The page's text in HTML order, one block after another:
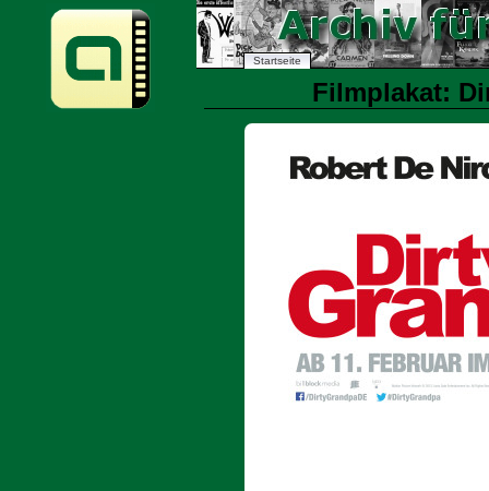
Startseite
Filmplakat: